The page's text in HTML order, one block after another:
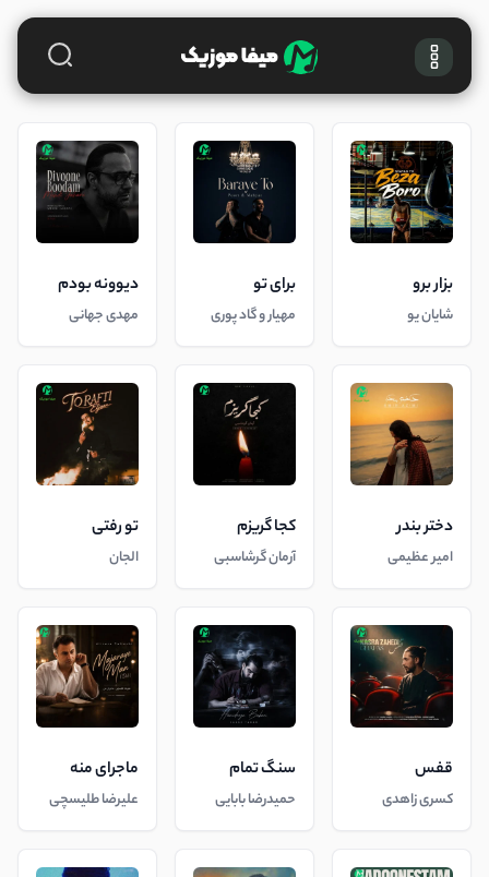
بزار برو
شایان یو
برای تو
مهیار و گاد پوری
دیوونه بودم
مهدی جهانی
دختر بندر
امیر عظیمی
کجا گریزم
آرمان گرشاسبی
تو رفتی
الجان
قفس
کسری زاهدی
سنگ تمام
حمیدرضا بابایی
ماجرای منه
علیرضا طلیسچی